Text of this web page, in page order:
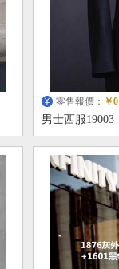
零售報價： ￥0
男士西服19003